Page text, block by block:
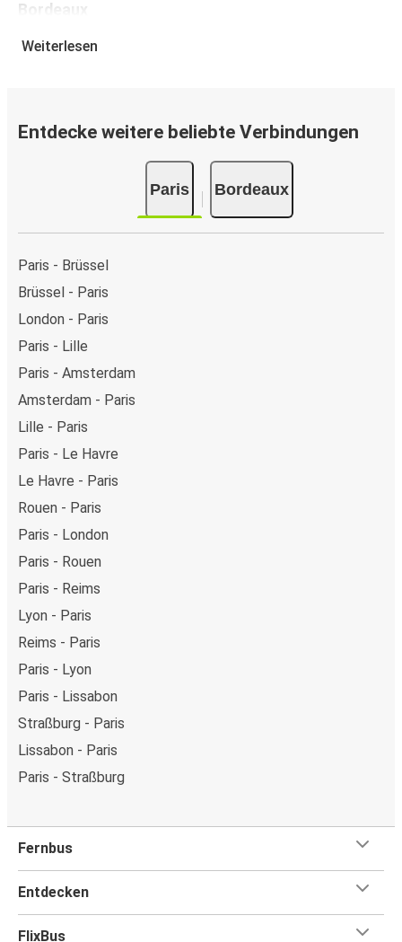
Bordeaux
Ein Ticket bei FlixBus zu buchen ist ganz einfach einfach:
kaufst, kannst Du zwischen verschiedenen sicheren
Club/JCB/Discover) Carte Bleue, PayPal, Google Pay und
Apple Pay. Alternativ kannst Du an Bord oder an einer
Verkaufsstelle in bar bezahlen.
Weiterlesen
Entdecke weitere beliebte Verbindungen
Paris Bordeaux
Paris - Brüssel
Brüssel - Paris
London - Paris
Paris - Lille
Paris - Amsterdam
Amsterdam - Paris
Lille - Paris
Paris - Le Havre
Le Havre - Paris
Rouen - Paris
Paris - London
Paris - Rouen
Paris - Reims
Lyon - Paris
Reims - Paris
Paris - Lyon
Paris - Lissabon
Straßburg - Paris
Lissabon - Paris
Paris - Straßburg
Fernbus
Entdecken
FlixBus